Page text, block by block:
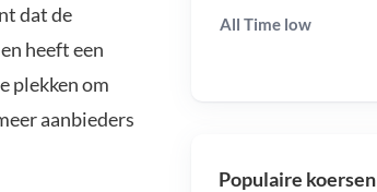
dat de
heeft een
plekken om
aanbieders
All Time low
Populaire koersen